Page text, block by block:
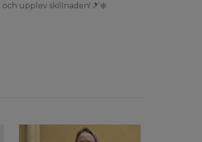
upplev skillnaden! 🎿❄️